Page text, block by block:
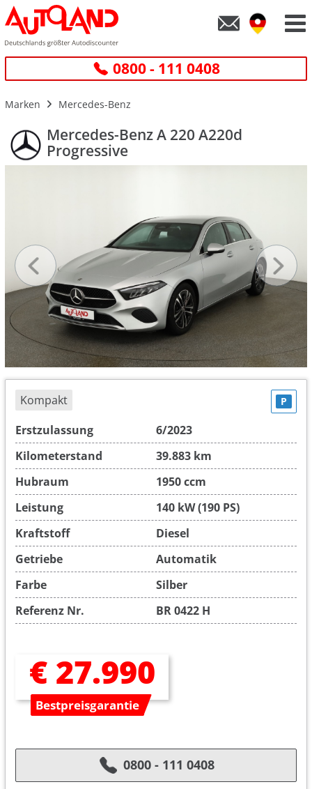
0800 - 111 0408
Marken Mercedes-Benz
Mercedes-Benz A 220 A220d
Progressive
Kompakt P
Erstzulassung
6/2023
Kilometerstand
39.883 km
Hubraum
1950 ccm
Leistung
140 kW (190 PS)
Kraftstoff
Diesel
Getriebe
Automatik
Farbe
Silber
Referenz Nr.
BR 0422 H
€ 27.990
Bestpreisgarantie
0800 - 111 0408